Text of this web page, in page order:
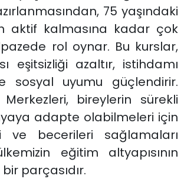
75 yaşındaki
aktif kalmasına kadar çok
rol oynar. Bu kurslar,
eşitsizliği azaltır, istihdamı
sosyal uyumu güçlendirir.
bireylerin sürekli
adapte olabilmeleri için
ve becerileri sağlamaları
eğitim altyapısının
parçasıdır.